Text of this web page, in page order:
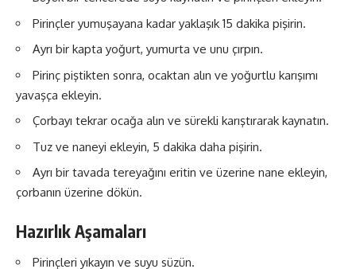
Pirinçler yumuşayana kadar yaklaşık 15 dakika pişirin.
Ayrı bir kapta yoğurt, yumurta ve unu çırpın.
Pirinç piştikten sonra, ocaktan alın ve yoğurtlu karışımı
yavaşça ekleyin.
Çorbayı tekrar ocağa alın ve sürekli karıştırarak kaynatın.
Tuz ve naneyi ekleyin, 5 dakika daha pişirin.
Ayrı bir tavada tereyağını eritin ve üzerine nane ekleyin,
çorbanın üzerine dökün.
Hazırlık Aşamaları
Pirinçleri yıkayın ve suyu süzün.